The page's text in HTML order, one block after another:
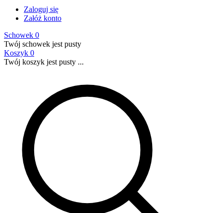
Zaloguj się
Załóż konto
Schowek 0
Twój schowek jest pusty
Koszyk 0
Twój koszyk jest pusty ...